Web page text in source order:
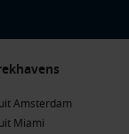
Amsterdam
Miami